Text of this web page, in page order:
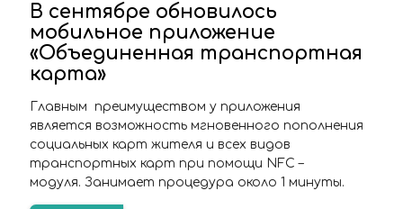
В сентябре обновилось
мобильное приложение
«Объединенная транспортная
карта»
Главным преимуществом у приложения
является возможность мгновенного пополнения
социальных карт жителя и всех видов
транспортных карт при помощи NFC –
модуля. Занимает процедура около 1 минуты.